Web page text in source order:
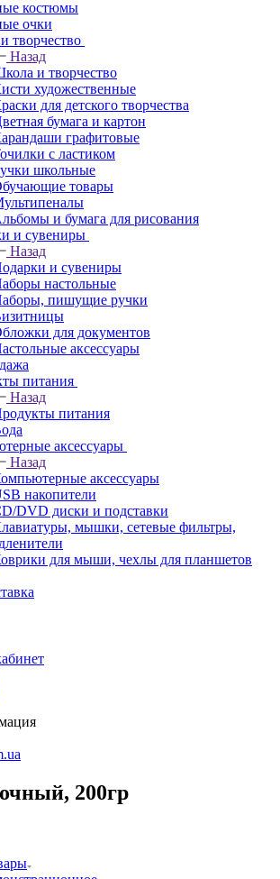
костюмы
очки
творчество
Назад
и творчество
художественные
для детского творчества
бумага и картон
графитовые
с ластиком
школьные
товары
и бумага для рисования
и сувениры
Назад
и сувениры
настольные
пишущие ручки
для документов
аксессуары
питания
Назад
питания
аксессуары
Назад
аксессуары
накопители
DVD диски и подставки
мышки, сетевые фильтры,
для мыши, чехлы для планшетов
200гр